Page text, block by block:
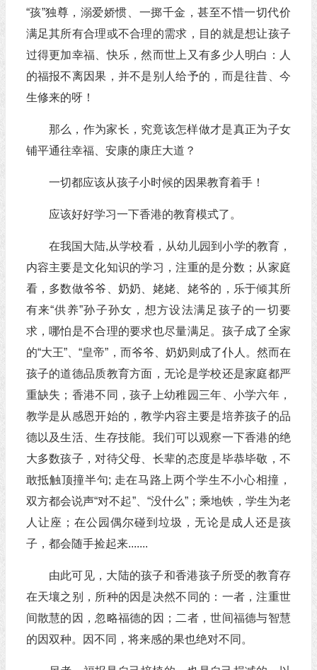
“孩”独尊，溺爱娇惯、一掷千金，甚至不惜一切代价
满足其所有合理或不合理的需求，目的就是想让孩子
过得更加幸福、快乐，然而世上又有多少人明白：人
的福报不离因果，并不是别人给予的，而是往昔、今
生修来的呀！
那么，作为家长，究竟该怎样做才是真正为子女
铺平通往幸福、安康的康庄大道？
一切都应该从孩子小时候的因果教育着手！
应该好好学习一下香港的教育模式了。
在我国大陆,从学校看，从幼儿园到小学的教育，
内容主要是文化知识的学习，注重的是分数；从家庭
看，多数做爷爷、奶奶、姥姥、姥爷的，乐于倾其所
有来“供养”孙子孙女，想方设法满足孩子的一切要
求，哪怕是不合理的要求也尽量满足。孩子成了全家
的“大王”、“皇帝”，而爷爷、奶奶则成了仆人。然而在
孩子的道德品质教育方面，无论是学校还是家庭都严
重缺失；香港不同，孩子上幼稚园三年、小学六年，
教学是从感恩开始的，教学内容主要是培养孩子的品
德以及生活、生存技能。我们可以观察一下香港的绝
大多数孩子，对待父母、长辈的态度是毕恭毕敬，不
敢抵触顶撞半句; 走在马路上两个学生不小心相撞，
双方都会说声“对不起”、“没什么”；乘地铁，学生为老
人让座；在公园偶尔碰到垃圾，无论是成人还是孩
子，都会随手捡起来.......
由此可见，大陆的孩子和香港孩子所受的教育存
在天壤之别，所种的因是决然不同的：一者，注重世
间散慧的因，忽略福德的因；二者，世间福德与智慧
的因双种。因不同，将来感的果也绝对不同。